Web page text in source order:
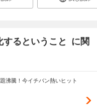
るということ に関
沸騰！今イチバン熱いヒット